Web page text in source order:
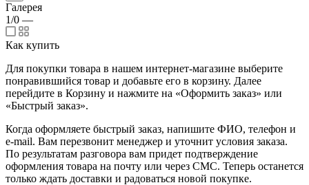
Галерея
1/0 —
Как купить
Для покупки товара в нашем интернет-магазине выберите
понравившийся товар и добавьте его в корзину. Далее
перейдите в Корзину и нажмите на «Оформить заказ» или
«Быстрый заказ».
Когда оформляете быстрый заказ, напишите ФИО, телефон и
e-mail. Вам перезвонит менеджер и уточнит условия заказа.
По результатам разговора вам придет подтверждение
оформления товара на почту или через СМС. Теперь останется
только ждать доставки и радоваться новой покупке.